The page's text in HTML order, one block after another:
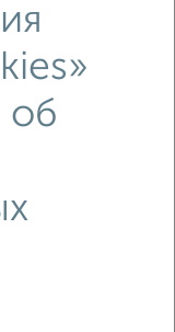
срок, 12м², 1/1
об